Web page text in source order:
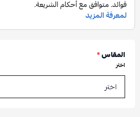
المقاس*
اختر